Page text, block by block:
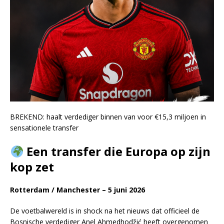
BREKEND: haalt verdediger binnen van voor €15,3 miljoen in
sensationele transfer
Een transfer die Europa op zijn
kop zet
Rotterdam / Manchester – 5 juni 2026
De voetbalwereld is in shock na het nieuws dat officieel de
Bosnische verdediger Anel Ahmedhodžić heeft overgenomen